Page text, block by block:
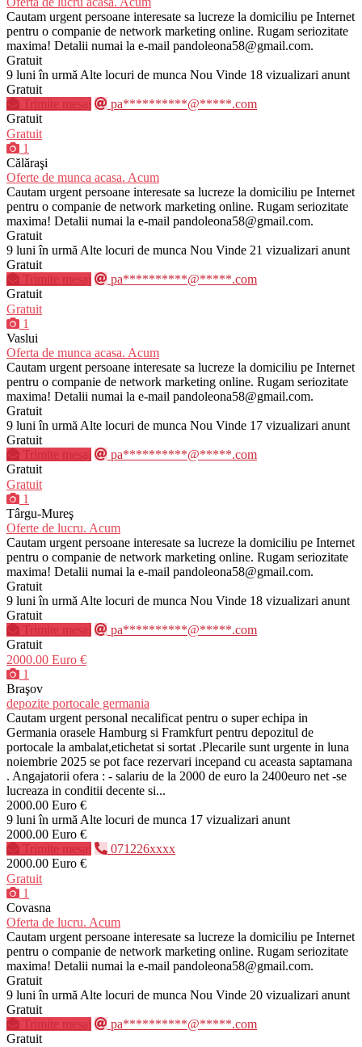
Cautam urgent persoane interesate sa lucreze la domiciliu pe Internet
pentru o companie de network marketing online. Rugam seriozitate
maxima! Detalii numai la e-mail pandoleona58@gmail.com.
Gratuit
9 luni în urmă Alte locuri de munca Nou Vinde 18 vizualizari anunt
Gratuit
Trimite mesaj
pa**********@*****.com
Gratuit
Gratuit
1
Călăraşi
Oferte de munca acasa. Acum
Cautam urgent persoane interesate sa lucreze la domiciliu pe Internet
pentru o companie de network marketing online. Rugam seriozitate
maxima! Detalii numai la e-mail pandoleona58@gmail.com.
Gratuit
9 luni în urmă Alte locuri de munca Nou Vinde 21 vizualizari anunt
Gratuit
Trimite mesaj
pa**********@*****.com
Gratuit
Gratuit
1
Vaslui
Oferta de munca acasa. Acum
Cautam urgent persoane interesate sa lucreze la domiciliu pe Internet
pentru o companie de network marketing online. Rugam seriozitate
maxima! Detalii numai la e-mail pandoleona58@gmail.com.
Gratuit
9 luni în urmă Alte locuri de munca Nou Vinde 17 vizualizari anunt
Gratuit
Trimite mesaj
pa**********@*****.com
Gratuit
Gratuit
1
Târgu-Mureş
Oferte de lucru. Acum
Cautam urgent persoane interesate sa lucreze la domiciliu pe Internet
pentru o companie de network marketing online. Rugam seriozitate
maxima! Detalii numai la e-mail pandoleona58@gmail.com.
Gratuit
9 luni în urmă Alte locuri de munca Nou Vinde 18 vizualizari anunt
Gratuit
Trimite mesaj
pa**********@*****.com
Gratuit
2000.00 Euro €
1
Braşov
depozite portocale germania
Cautam urgent personal necalificat pentru o super echipa in
Germania orasele Hamburg si Framkfurt pentru depozitul de
portocale la ambalat,etichetat si sortat .Plecarile sunt urgente in luna
noiembrie 2025 se pot face rezervari incepand cu aceasta saptamana
. Angajatorii ofera : - salariu de la 2000 de euro la 2400euro net -se
lucreaza in conditii decente si...
2000.00 Euro €
9 luni în urmă Alte locuri de munca 17 vizualizari anunt
2000.00 Euro €
Trimite mesaj
071226xxxx
2000.00 Euro €
Gratuit
1
Covasna
Oferta de lucru. Acum
Cautam urgent persoane interesate sa lucreze la domiciliu pe Internet
pentru o companie de network marketing online. Rugam seriozitate
maxima! Detalii numai la e-mail pandoleona58@gmail.com.
Gratuit
9 luni în urmă Alte locuri de munca Nou Vinde 20 vizualizari anunt
Gratuit
Trimite mesaj
pa**********@*****.com
Gratuit